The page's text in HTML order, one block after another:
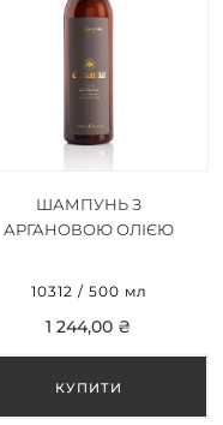
ШАМПУНЬ З
АРГАНОВОЮ ОЛІЄЮ
SECRETS SHAMPOO 500
ML
10312 / 500 мл
1 244,00 ₴